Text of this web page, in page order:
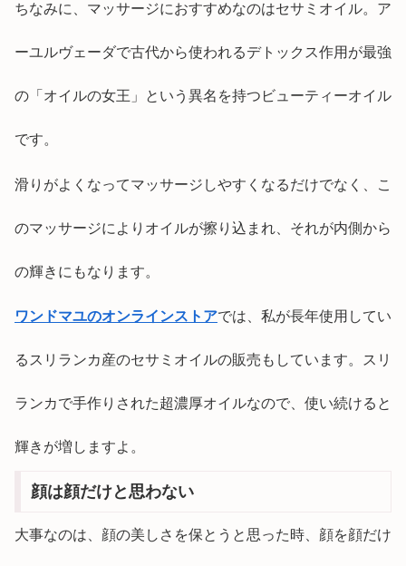
ちなみに、マッサージにおすすめなのはセサミオイル。ア
ーユルヴェーダで古代から使われるデトックス作用が最強
の「オイルの女王」という異名を持つビューティーオイル
です。
滑りがよくなってマッサージしやすくなるだけでなく、こ
のマッサージによりオイルが擦り込まれ、それが内側から
の輝きにもなります。
ワンドマユのオンラインストアでは、私が長年使用してい
るスリランカ産のセサミオイルの販売もしています。スリ
ランカで手作りされた超濃厚オイルなので、使い続けると
輝きが増しますよ。
顔は顔だけと思わない
大事なのは、顔の美しさを保とうと思った時、顔を顔だけ